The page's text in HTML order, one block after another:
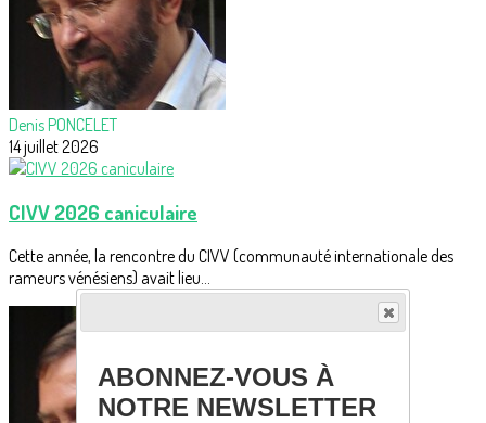
Denis PONCELET
14 juillet 2026
CIVV 2026 caniculaire
Cette année, la rencontre du CIVV (communauté internationale des
rameurs vénésiens) avait lieu...
ABONNEZ-VOUS À
NOTRE NEWSLETTER